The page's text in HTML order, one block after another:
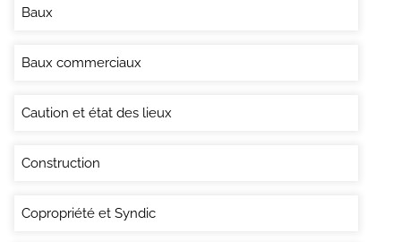
Baux
Baux commerciaux
Caution et état des lieux
Construction
Copropriété et Syndic